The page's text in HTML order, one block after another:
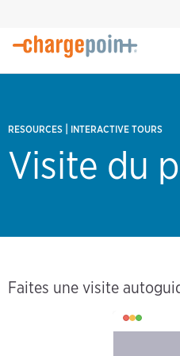
RESOURCES INTERACTIVE TOURS
Visite du
Faites une visite